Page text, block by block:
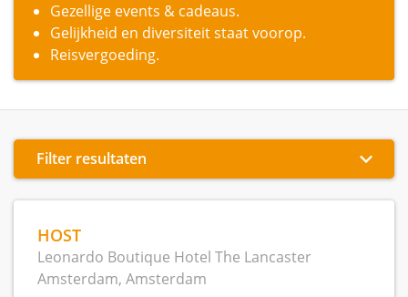
Gezellige events & cadeaus.
Gelijkheid en diversiteit staat voorop.
Reisvergoeding.
Filter resultaten
HOST
Leonardo Boutique Hotel The Lancaster
Amsterdam, Amsterdam